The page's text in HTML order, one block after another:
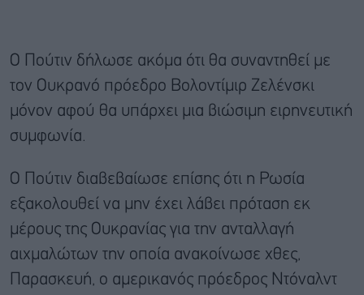
Ο Πούτιν δήλωσε ακόμα ότι θα συναντηθεί με
τον Ουκρανό πρόεδρο Βολοντίμιρ Ζελένσκι
μόνον αφού θα υπάρχει μια βιώσιμη ειρηνευτική
συμφωνία.
Ο Πούτιν διαβεβαίωσε επίσης ότι η Ρωσία
εξακολουθεί να μην έχει λάβει πρόταση εκ
μέρους της Ουκρανίας για την ανταλλαγή
αιχμαλώτων την οποία ανακοίνωσε χθες,
Παρασκευή, ο αμερικανός πρόεδρος Ντόναλντ